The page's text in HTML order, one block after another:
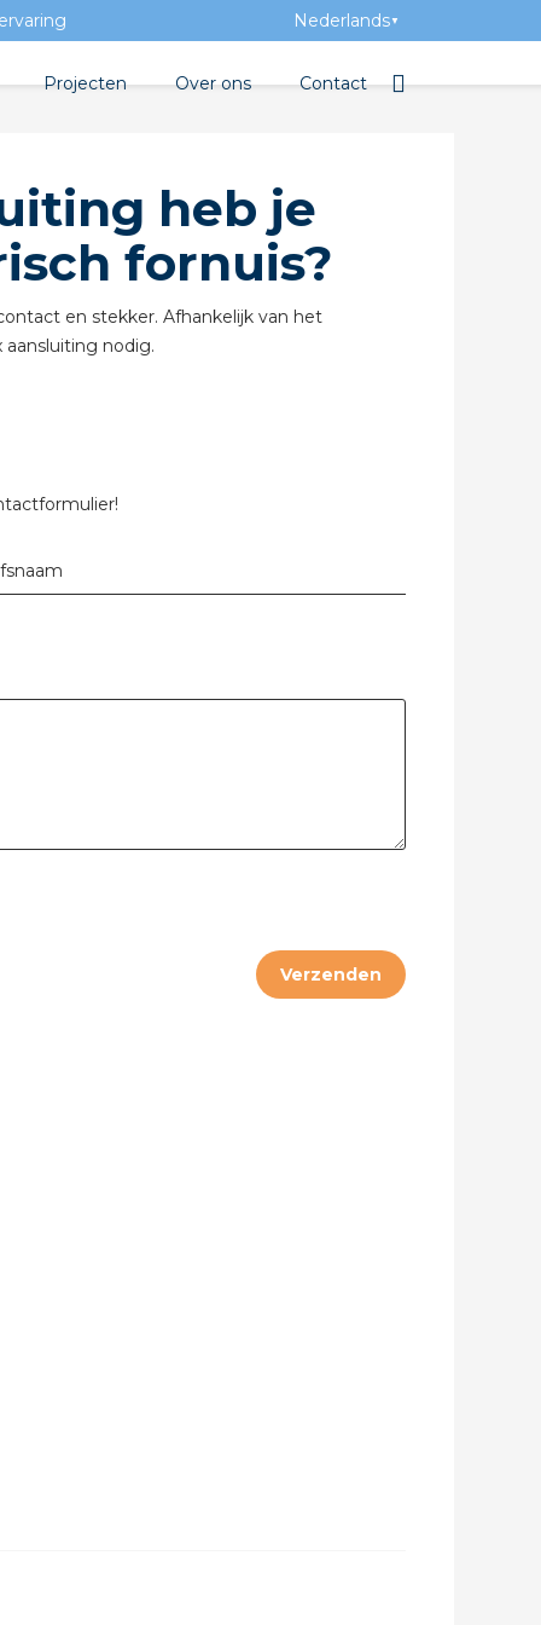
heb je
fornuis?
en stekker. Afhankelijk van het
nodig.
Verzenden
Nederlands ▼
Academy
Projecten Over ons
Geschiedenis
Toegevoegde waarde
Vacatures
Contact